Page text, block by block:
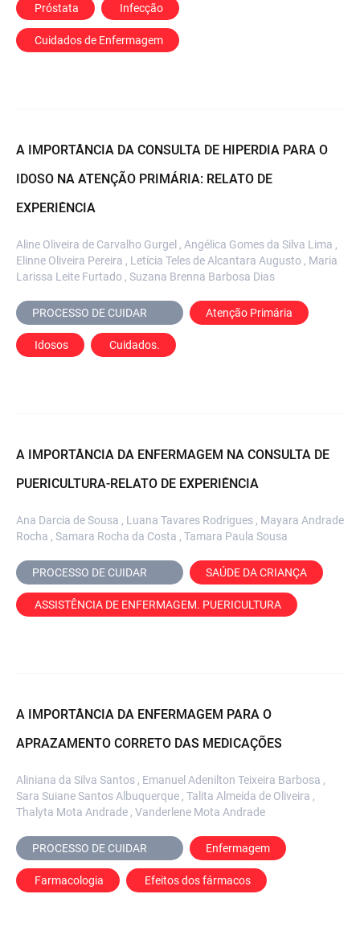
Próstata Infecção
Cuidados de Enfermagem
A IMPORTÂNCIA DA CONSULTA DE HIPERDIA PARA O
IDOSO NA ATENÇÃO PRIMÁRIA: RELATO DE
EXPERIÊNCIA
Aline Oliveira de Carvalho Gurgel , Angélica Gomes da Silva Lima ,
Elinne Oliveira Pereira , Letícia Teles de Alcantara Augusto , Maria
Larissa Leite Furtado , Suzana Brenna Barbosa Dias
Atenção Primária
Idosos Cuidados.
A IMPORTÂNCIA DA ENFERMAGEM NA CONSULTA DE
PUERICULTURA-RELATO DE EXPERIÊNCIA
Ana Darcia de Sousa , Luana Tavares Rodrigues , Mayara Andrade
Rocha , Samara Rocha da Costa , Tamara Paula Sousa
SAÚDE DA CRIANÇA
ASSISTÊNCIA DE ENFERMAGEM. PUERICULTURA
A IMPORTÂNCIA DA ENFERMAGEM PARA O
APRAZAMENTO CORRETO DAS MEDICAÇÕES
Aliniana da Silva Santos , Emanuel Adenilton Teixeira Barbosa ,
Sara Suiane Santos Albuquerque , Talita Almeida de Oliveira ,
Thalyta Mota Andrade , Vanderlene Mota Andrade
Enfermagem
Farmacologia Efeitos dos fármacos